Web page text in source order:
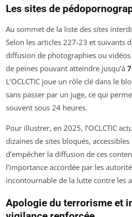
Les sites de
Au sommet de la liste des sites
Selon les articles 227-23 et suivants
diffusion de photographies ou
de peines pouvant atteindre jusqu’à
L’OCLCTIC joue un rôle clé dans le
sans passer par un juge, ce qui
souvent sous 24 heures.
Pour illustrer, en 2025, l’OCLCTIC
dizaines de sites bloqués,
d’empêcher la diffusion de ces
l’importance accordée par les
incontournable de la lutte contre les
Apologie du terrorisme et